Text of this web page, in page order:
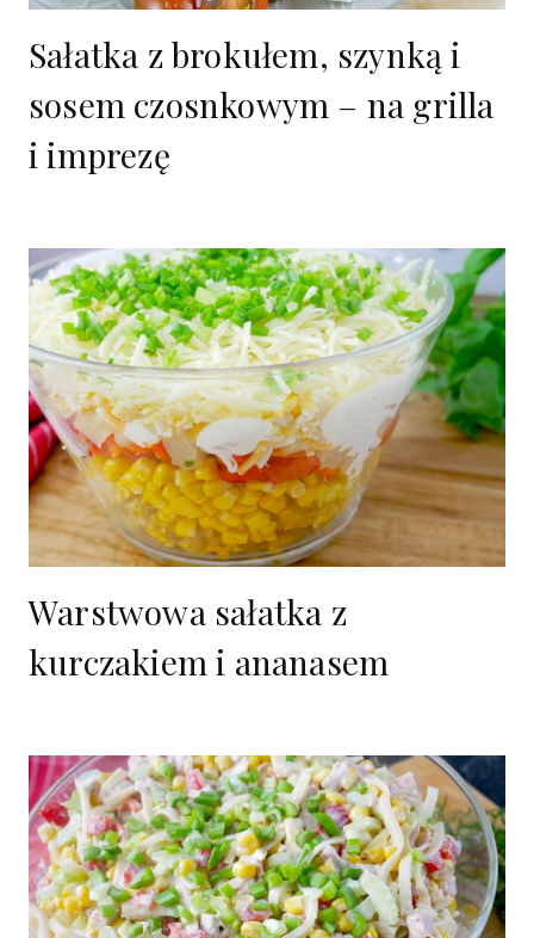
Sałatka z brokułem, szynką i
sosem czosnkowym – na grilla
i imprezę
Warstwowa sałatka z
kurczakiem i ananasem